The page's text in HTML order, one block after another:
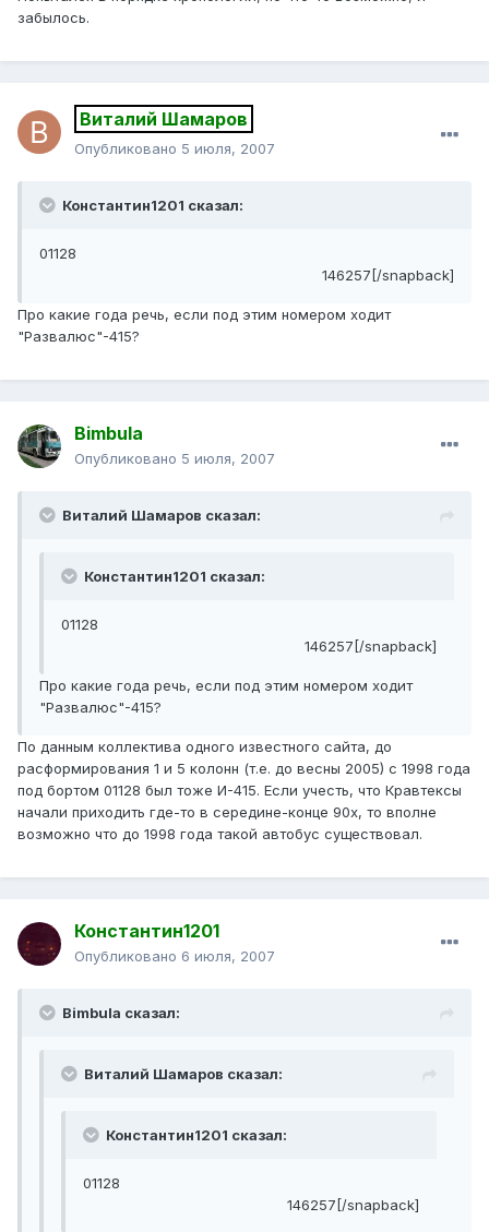
забылось.
Виталий Шамаров
Опубликовано 5 июля, 2007
Константин1201 сказал:
01128
146257[/snapback]
Про какие года речь, если под этим номером ходит
"Развалюс"-415?
Bimbula
Опубликовано 5 июля, 2007
Виталий Шамаров сказал:
Константин1201 сказал:
01128
146257[/snapback]
Про какие года речь, если под этим номером ходит
"Развалюс"-415?
По данным коллектива одного известного сайта, до
расформирования 1 и 5 колонн (т.е. до весны 2005) с 1998 года
под бортом 01128 был тоже И-415. Если учесть, что Кравтексы
начали приходить где-то в середине-конце 90х, то вполне
возможно что до 1998 года такой автобус существовал.
Константин1201
Опубликовано 6 июля, 2007
Bimbula сказал:
Виталий Шамаров сказал:
Константин1201 сказал:
01128
146257[/snapback]